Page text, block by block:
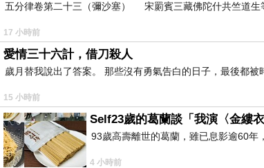
五分律卷第二十三（彌沙塞） 宋罽賓三藏佛陀什共竺道生
17 小時前
愛情三十六計，借刀殺人
歲月替我說出了答案。 那些沒有勇氣告白的日子，最後都被
15 小時前
Self23歲的葛蘭談「我演〈金縷
93歲高壽離世的葛蘭，雖已息影逾60年
4 小時前